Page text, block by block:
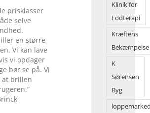
prisklasser
selve
en større
Vi kan lave
vi opdager
bør se på. Vi
at brillen
Klinik for
Fodterapi
Kræftens
Bekæmpelse
K
Sørensen
Byg